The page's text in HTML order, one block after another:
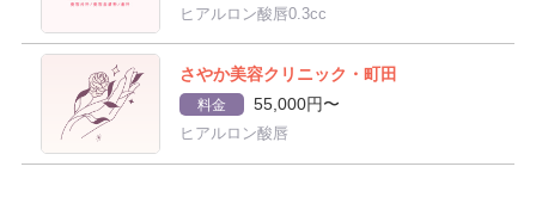
ヒアルロン酸唇0.3cc
さやか美容クリニック・町田
料金 55,000円〜
ヒアルロン酸唇